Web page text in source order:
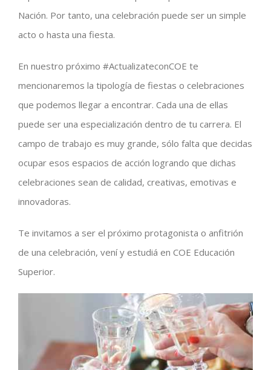
Nación. Por tanto, una celebración puede ser un simple
acto o hasta una fiesta.
En nuestro próximo #ActualizateconCOE te
mencionaremos la tipología de fiestas o celebraciones
que podemos llegar a encontrar. Cada una de ellas
puede ser una especialización dentro de tu carrera. El
campo de trabajo es muy grande, sólo falta que decidas
ocupar esos espacios de acción logrando que dichas
celebraciones sean de calidad, creativas, emotivas e
innovadoras.
Te invitamos a ser el próximo protagonista o anfitrión
de una celebración, vení y estudiá en COE Educación
Superior.